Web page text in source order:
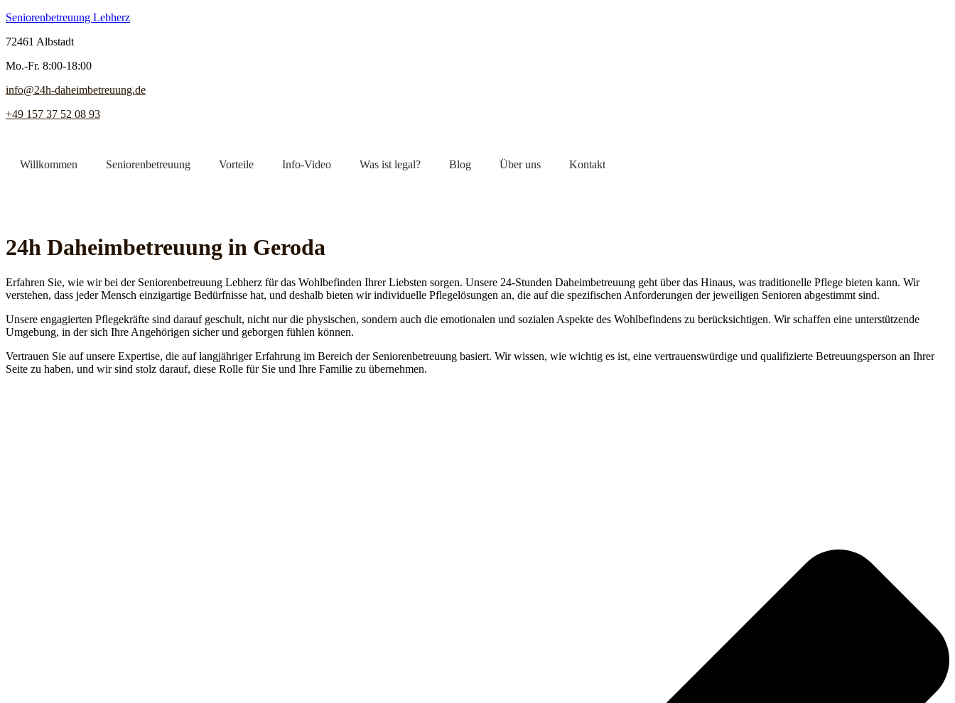
Seniorenbetreuung Lebherz
72461 Albstadt
Mo.-Fr. 8:00-18:00
info@24h-daheimbetreuung.de
+49 157 37 52 08 93
Willkommen Seniorenbetreuung Vorteile Info-Video Was ist legal? Blog Über uns Kontakt
24h Daheim­betreuung in Geroda
Erfahren Sie, wie wir bei der Seniorenbetreuung Lebherz für das Wohlbefinden Ihrer Liebsten sorgen. Unsere 24-Stunden Daheimbetreuung geht über das Hinaus, was traditionelle Pflege bieten kann. Wir
verstehen, dass jeder Mensch einzigartige Bedürfnisse hat, und deshalb bieten wir individuelle Pflegelösungen an, die auf die spezifischen Anforderungen der jeweiligen Senioren abgestimmt sind.
Unsere engagierten Pflegekräfte sind darauf geschult, nicht nur die physischen, sondern auch die emotionalen und sozialen Aspekte des Wohlbefindens zu berücksichtigen. Wir schaffen eine unterstützende
Umgebung, in der sich Ihre Angehörigen sicher und geborgen fühlen können.
Vertrauen Sie auf unsere Expertise, die auf langjähriger Erfahrung im Bereich der Seniorenbetreuung basiert. Wir wissen, wie wichtig es ist, eine vertrauenswürdige und qualifizierte Betreuungsperson an Ihrer
Seite zu haben, und wir sind stolz darauf, diese Rolle für Sie und Ihre Familie zu übernehmen.